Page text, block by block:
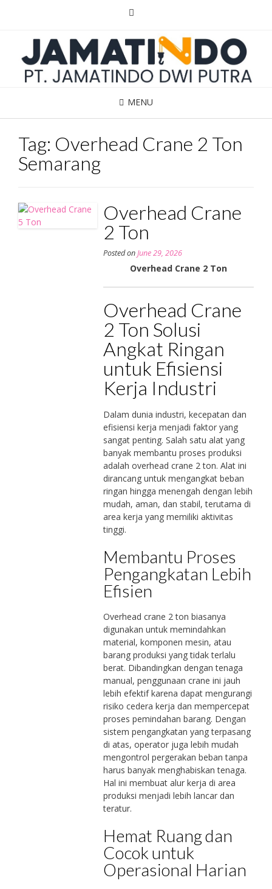
MENU
Tag: Overhead Crane 2 Ton
Semarang
Overhead Crane
2 Ton
Posted onJune 29, 2026
Overhead Crane 2 Ton
Overhead Crane
2 Ton Solusi
Angkat Ringan
untuk Efisiensi
Kerja Industri
Dalam dunia industri, kecepatan dan
efisiensi kerja menjadi faktor yang
sangat penting. Salah satu alat yang
banyak membantu proses produksi
adalah overhead crane 2 ton. Alat ini
dirancang untuk mengangkat beban
ringan hingga menengah dengan lebih
mudah, aman, dan stabil, terutama di
area kerja yang memiliki aktivitas
tinggi.
Membantu Proses
Pengangkatan Lebih
Efisien
Overhead crane 2 ton biasanya
digunakan untuk memindahkan
material, komponen mesin, atau
barang produksi yang tidak terlalu
berat. Dibandingkan dengan tenaga
manual, penggunaan crane ini jauh
lebih efektif karena dapat mengurangi
risiko cedera kerja dan mempercepat
proses pemindahan barang. Dengan
sistem pengangkatan yang terpasang
di atas, operator juga lebih mudah
mengontrol pergerakan beban tanpa
harus banyak menghabiskan tenaga.
Hal ini membuat alur kerja di area
produksi menjadi lebih lancar dan
teratur.
Hemat Ruang dan
Cocok untuk
Operasional Harian